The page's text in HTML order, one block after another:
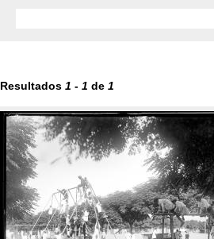
Resultados 1 - 1 de 1